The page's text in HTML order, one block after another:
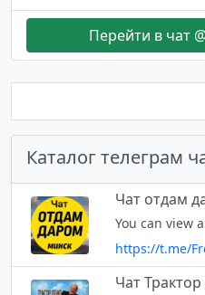
Перейти в чат
Каталог телеграм
Чат отдам
https://t.me/
Чат